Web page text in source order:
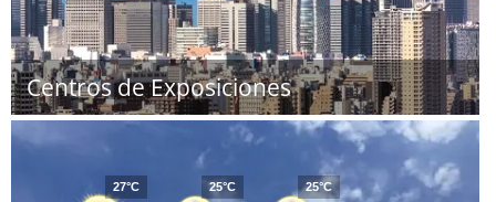
Centros de Exposiciones
27°C 25°C 25°C